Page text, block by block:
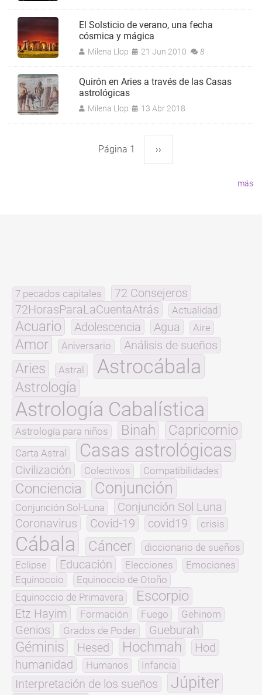
El Solsticio de verano, una fecha
cósmica y mágica
Milena Llop 21 Jun 2010 8
Quirón en Aries a través de las Casas
astrológicas
Milena Llop 13 Abr 2018
Página 1 Siguiente
››
más
7 pecados capitales
72 Consejeros
72HorasParaLaCuentaAtrás
Actualidad
Acuario Adolescencia Agua Aire
Amor Aniversario Análisis de sueños
Aries Astral Astrocábala
Astrología
Astrología Cabalística
Astrología para niños Binah Capricornio
Carta Astral Casas astrológicas
Civilización Colectivos Compatibilidades
Conciencia Conjunción
Conjunción Sol-Luna
Conjunción Sol Luna
Coronavirus
Covid-19 covid19 crisis
Cábala Cáncer
diccionario de sueños
Eclipse
Educación Elecciones
Emociones
Equinoccio
Equinoccio de Otoño
Equinoccio de Primavera
Escorpio
Etz Hayim Formación Fuego Gehinom
Genios Grados de Poder Gueburah
Géminis Hesed Hochmah
Hod
humanidad
Humanos Infancia
Interpretación de los sueños Júpiter